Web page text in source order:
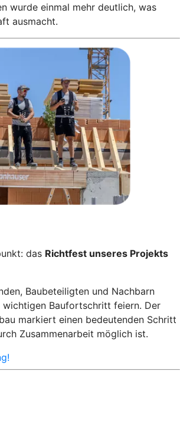
wurde einmal mehr deutlich, was
ausmacht.
das Richtfest unseres Projekts
Baubeteiligten und Nachbarn
wichtigen Baufortschritt feiern. Der
markiert einen bedeutenden Schritt
Zusammenarbeit möglich ist.